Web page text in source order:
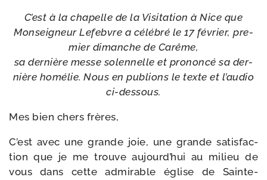
C’est à la cha­pelle de la Visitation à Nice que
Monseigneur Lefebvre a célé­bré le 17 février, pre­
mier dimanche de Carême,
sa der­nière messe solen­nelle et pro­non­cé sa der­
nière homé­lie. Nous en publions le texte et l’au­dio
ci-dessous.
Mes bien chers frères,
C’est avec une grande joie, une grande satis­fac­
tion que je me trouve aujourd’hui au milieu de
vous dans cette admi­rable église de Sainte-​